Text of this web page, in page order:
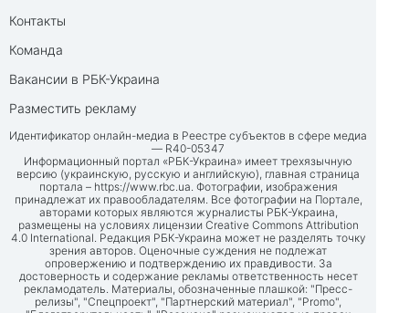
Контакты
Команда
Вакансии в РБК-Украина
Разместить рекламу
Идентификатор онлайн-медиа в Реестре субъектов в сфере медиа
— R40-05347
Информационный портал «РБК-Украина» имеет трехязычную
версию (украинскую, русскую и английскую), главная страница
портала – https://www.rbc.ua. Фотографии, изображения
принадлежат их правообладателям. Все фотографии на Портале,
авторами которых являются журналисты РБК-Украина,
размещены на условиях лицензии Creative Commons Attribution
4.0 International. Редакция РБК-Украина может не разделять точку
зрения авторов. Оценочные суждения не подлежат
опровержению и подтверждению их правдивости. За
достоверность и содержание рекламы ответственность несет
рекламодатель. Материалы, обозначенные плашкой: "Пресс-
релизы", "Спецпроект", "Партнерский материал", "Promo",